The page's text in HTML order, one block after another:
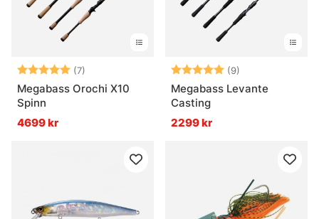
Betyg: (7)
5.0 utav 5 stjärnor
Megabass Orochi X10
Spinn
4699 kr
Betyg: (9)
Megabass Levante
Casting
2299 kr